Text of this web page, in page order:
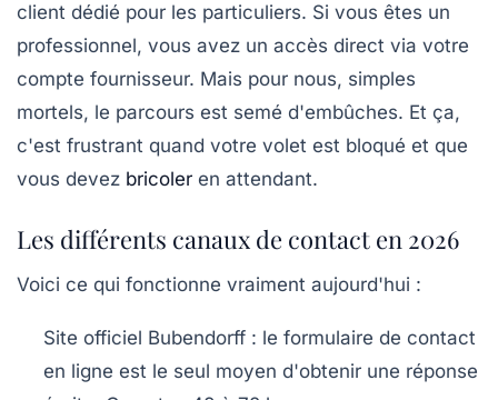
client dédié pour les particuliers. Si vous êtes un
professionnel, vous avez un accès direct via votre
compte fournisseur. Mais pour nous, simples
mortels, le parcours est semé d'embûches. Et ça,
c'est frustrant quand votre volet est bloqué et que
vous devez bricoler en attendant.
Les différents canaux de contact en 2026
Voici ce qui fonctionne vraiment aujourd'hui :
Site officiel Bubendorff : le formulaire de contact
en ligne est le seul moyen d'obtenir une réponse